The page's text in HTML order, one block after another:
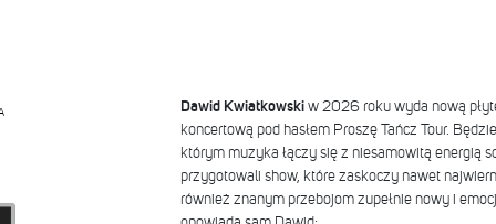
Dawid Kwiatkowski w 2026 roku wyda nową
koncertową pod hasłem Proszę Tańcz Tour.
którym muzyka łączy się z niesamowitą energią
przygotowali show, które zaskoczy nawet
również znanym przebojom zupełnie nowy i